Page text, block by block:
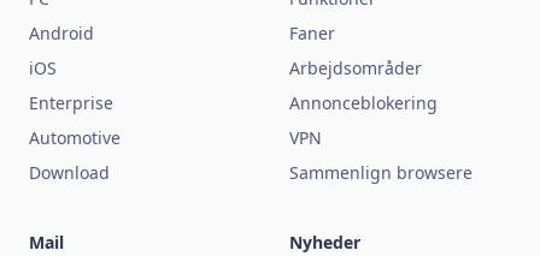
Android
iOS
Enterprise
Automotive
Download
Faner
Arbejdsområder
Annonceblokering
VPN
Sammenlign browsere
Mail
Nyheder